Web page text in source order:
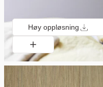
Høy oppløsning